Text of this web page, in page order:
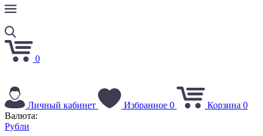
0
Личный кабинет Избранное 0 Корзина 0
Валюта:
Рубли